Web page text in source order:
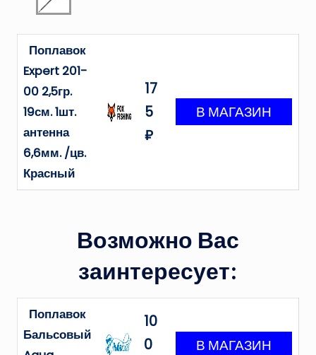
Поплавок
Expert 201-
00 2,5гр.
19см. 1шт.
антенна
6,6мм. /цв.
Красный
17
5
₽
Возможно Вас
заинтересует:
Поплавок
Бальсовый
10
0